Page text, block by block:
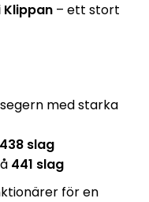
Klippan – ett stort
med starka
438 slag
441 slag
för en